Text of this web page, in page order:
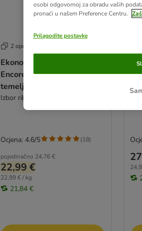
2 opcija
Ekonomično pakiranje
Encore Cat Pouch u
temeljcu 20 x 50 g
Izbor ribe (3 vrste)
pojedinačno 24,76 €
22,99 €
22,99 € / kg
21,84 €
Ocjena: 4.6/5 (18)
osobi odgovornoj za obradu vaših
pronaći u našem Preference Centru.
Prilagodite postavke